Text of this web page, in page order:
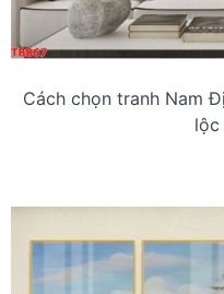
Cách chọn tranh Nam
lộc